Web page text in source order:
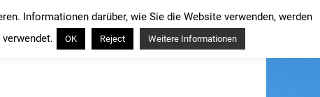
Informationen darüber, wie Sie die Website verwenden, werden
OK Reject Weitere Informationen